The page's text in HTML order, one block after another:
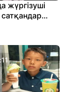
жүргізуші
сатқандар